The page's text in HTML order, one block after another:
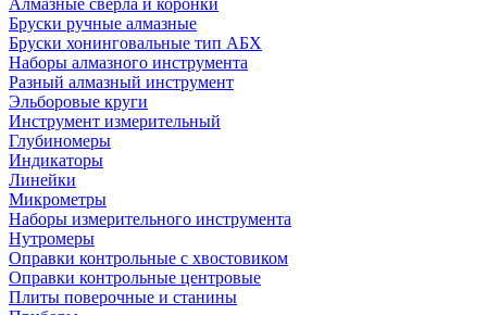
Алмазные сверла и коронки
Бруски ручные алмазные
Бруски хонинговальные тип АБХ
Наборы алмазного инструмента
Разный алмазный инструмент
Эльборовые круги
Инструмент измерительный
Глубиномеры
Индикаторы
Линейки
Микрометры
Наборы измерительного инструмента
Нутромеры
Оправки контрольные с хвостовиком
Оправки контрольные центровые
Плиты поверочные и станины